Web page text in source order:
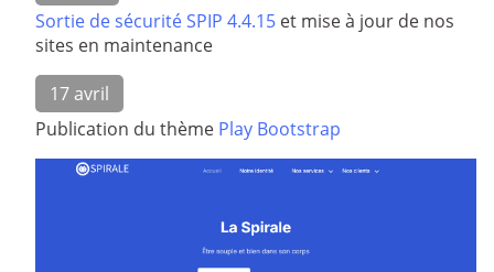
Sortie de sécurité SPIP 4.4.15 et mise à jour de nos
sites en maintenance
17 avril
Publication du thème Play Bootstrap